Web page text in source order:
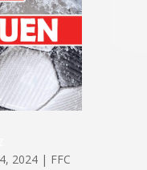
2024| FFC